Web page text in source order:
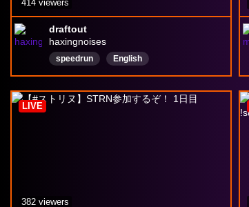
draftout
haxingnoises
speedrun English
414 viewers
LIVE
382 viewers